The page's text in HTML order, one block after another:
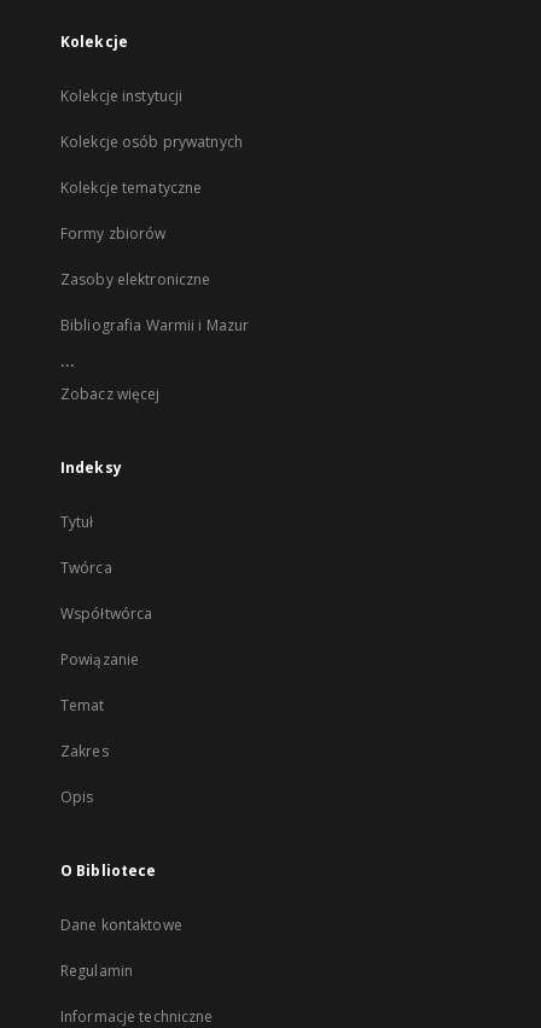
Kolekcje
Kolekcje instytucji
Kolekcje osób prywatnych
Kolekcje tematyczne
Formy zbiorów
Zasoby elektroniczne
Bibliografia Warmii i Mazur
...
Zobacz więcej
Indeksy
Tytuł
Twórca
Współtwórca
Powiązanie
Temat
Zakres
Opis
O Bibliotece
Dane kontaktowe
Regulamin
Informacje techniczne